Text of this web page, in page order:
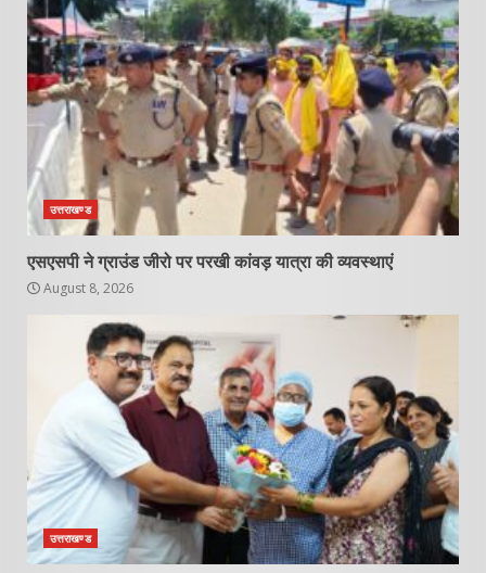
उत्तराखण्ड
एसएसपी ने ग्राउंड जीरो पर परखी कांवड़ यात्रा की व्यवस्थाएं
August 8, 2026
उत्तराखण्ड